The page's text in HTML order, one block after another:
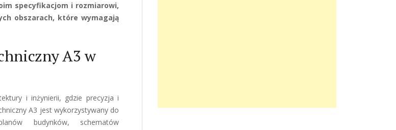
specyfikacjom i rozmiarowi,
obszarach, które wymagają
A3 w
i inżynierii, gdzie precyzja i
A3 jest wykorzystywany do
budynków, schematów